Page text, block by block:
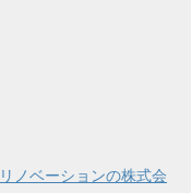
ノベーションの株式会